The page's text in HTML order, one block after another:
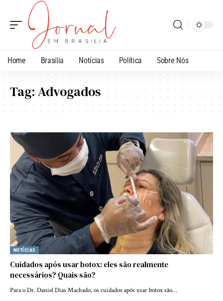
Home Brasilia Notícias Política Sobre Nós
Tag:Advogados
NOTÍCIAS
Cuidados após usar botox: eles são realmente
necessários? Quais são?
Para o Dr. Daniel Dias Machado, os cuidados após usar botox são…